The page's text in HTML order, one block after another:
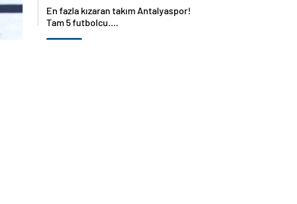
En fazla kızaran takım Antalyaspor!
Tam 5 futbolcu….